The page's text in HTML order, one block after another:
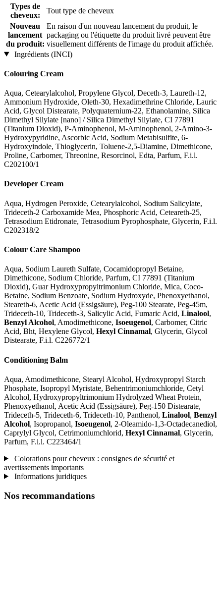
Types de
cheveux:
Tout type de cheveux
Nouveau
lancement
du produit:
En raison d'un nouveau lancement du produit, le
packaging ou l'étiquette du produit livré peuvent être
visuellement différents de l'image du produit affichée.
Ingrédients (INCI)
Colouring Cream
Aqua, Cetearylalcohol, Propylene Glycol, Deceth-3, Laureth-12,
Ammonium Hydroxide, Oleth-30, Hexadimethrine Chloride, Lauric
Acid, Glycol Distearate, Polyquaternium-22, Ethanolamine, Silica
Dimethyl Silylate [nano] / Silica Dimethyl Silylate, CI 77891
(Titanium Dioxid), P-Aminophenol, M-Aminophenol, 2-Amino-3-
Hydroxypyridine, Ascorbic Acid, Sodium Metabisulfite, 6-
Hydroxyindole, Thioglycerin, Toluene-2,5-Diamine, Dimethicone,
Proline, Carbomer, Threonine, Resorcinol, Edta, Parfum, F.i.l.
C202100/1
Developer Cream
Aqua, Hydrogen Peroxide, Cetearylalcohol, Sodium Salicylate,
Trideceth-2 Carboxamide Mea, Phosphoric Acid, Ceteareth-25,
Tetrasodium Etidronate, Tetrasodium Pyrophosphate, Glycerin, F.i.l.
C202318/2
Colour Care Shampoo
Aqua, Sodium Laureth Sulfate, Cocamidopropyl Betaine,
Dimethicone, Sodium Chloride, Parfum, CI 77891 (Titanium
Dioxid), Guar Hydroxypropyltrimonium Chloride, Mica, Coco-
Betaine, Sodium Benzoate, Sodium Hydroxyde, Phenoxyethanol,
Steareth-6, Acetic Acid (Essigsäure), Peg-100 Stearate, Peg-45m,
Trideceth-10, Trideceth-3, Salicylic Acid, Fumaric Acid, Linalool,
Benzyl Alcohol, Amodimethicone, Isoeugenol, Carbomer, Citric
Acid, Bht, Hexylene Glycol, Hexyl Cinnamal, Glycerin, Glycol
Distearate, F.i.l. C226772/1
Conditioning Balm
Aqua, Amodimethicone, Stearyl Alcohol, Hydroxypropyl Starch
Phosphate, Isopropyl Myristate, Behentrimoniumchloride, Cetyl
Alcohol, Hydroxypropyltrimonium Hydrolyzed Wheat Protein,
Phenoxyethanol, Acetic Acid (Essigsäure), Peg-150 Distearate,
Trideceth-5, Trideceth-6, Trideceth-10, Panthenol, Linalool, Benzyl
Alcohol, Isopropanol, Isoeugenol, 2-Oleamido-1,3-Octadecanediol,
Caprylyl Glycol, Cetrimoniumchlorid, Hexyl Cinnamal, Glycerin,
Parfum, F.i.l. C223464/1
Colorations pour cheveux : consignes de sécurité et
avertissements importants
Informations juridiques
Nos recommandations